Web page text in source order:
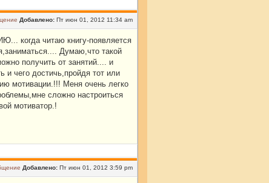
Добавлено: Пт июн 01, 2012 11:34 am
когда читаю книгу-появляется
Думаю,что такой
получить от занятий.... и
и чего достичь,пройдя тот или
мотивации.!!! Меня очень легко
сложно настроиться
мотиватор.!
Добавлено: Пт июн 01, 2012 3:59 pm